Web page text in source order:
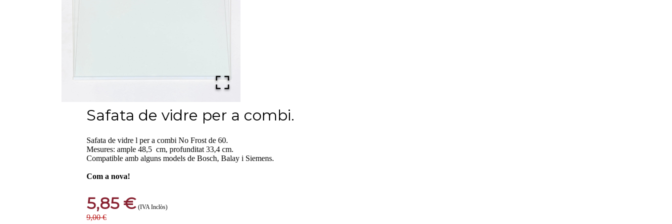
Safata de vidre per a combi.
Safata de vidre l per a combi No Frost de 60.
Mesures: ample 48,5 cm, profunditat 33,4 cm.
Compatible amb alguns models de Bosch, Balay i Siemens.
Com a nova!
5,85 € (IVA Inclòs)
9,00 €